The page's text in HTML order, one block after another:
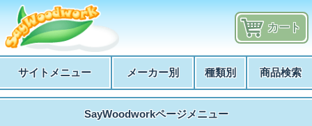
カート
サイトメニュー メーカー別 種類別 商品検索
SayWoodworkページメニュー